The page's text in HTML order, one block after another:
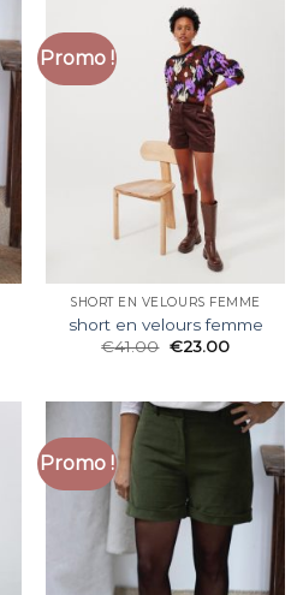
Promo !
SHORT EN VELOURS FEMME
short en velours femme
€41.00 €23.00
Promo !